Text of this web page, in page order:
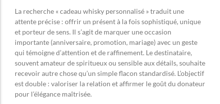
La recherche « cadeau whisky personnalisé » traduit une
attente précise : offrir un présent à la fois sophistiqué, unique
et porteur de sens. Il s’agit de marquer une occasion
importante (anniversaire, promotion, mariage) avec un geste
qui témoigne d’attention et de raffinement. Le destinataire,
souvent amateur de spiritueux ou sensible aux détails, souhaite
recevoir autre chose qu’un simple flacon standardisé. L’objectif
est double : valoriser la relation et affirmer le goût du donateur
pour l’élégance maîtrisée.